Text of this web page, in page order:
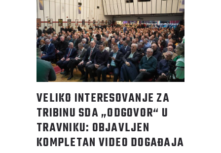
VELIKO INTERESOVANJE ZA
TRIBINU SDA „ODGOVOR“ U
TRAVNIKU: OBJAVLJEN
KOMPLETAN VIDEO DOGAĐAJA